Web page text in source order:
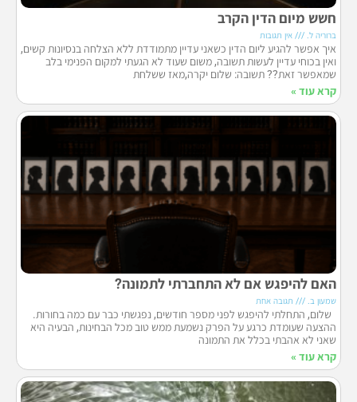
חשש מיום הדין הקרב
ברוריה ל. אין תגובות
איך אפשר להגיע ליום הדין כשאני עדיין מתמודדת ללא הצלחה בנסיונות קשים,
ואין בכוחי עדיין לעשות תשובה, משום שעוד לא הגעתי למקום הפנימי בלב
שמאפשר זאת?? תשובה: שלום יקרה,מאז ששלחת
קרא עוד »
האם להיפגש אם לא התחברתי לתמונה?
שמעון ב. תגובה אחת
שלום, התחלתי להיפגש לפני מספר חודשים, נפגשתי כבר עם כמה בחורות.
ההצעה שעומדת כרגע על הפרק נשמעת ממש טוב מכל הבחינות, הבעיה היא
שאני לא אהבתי בכלל את התמונה
קרא עוד »